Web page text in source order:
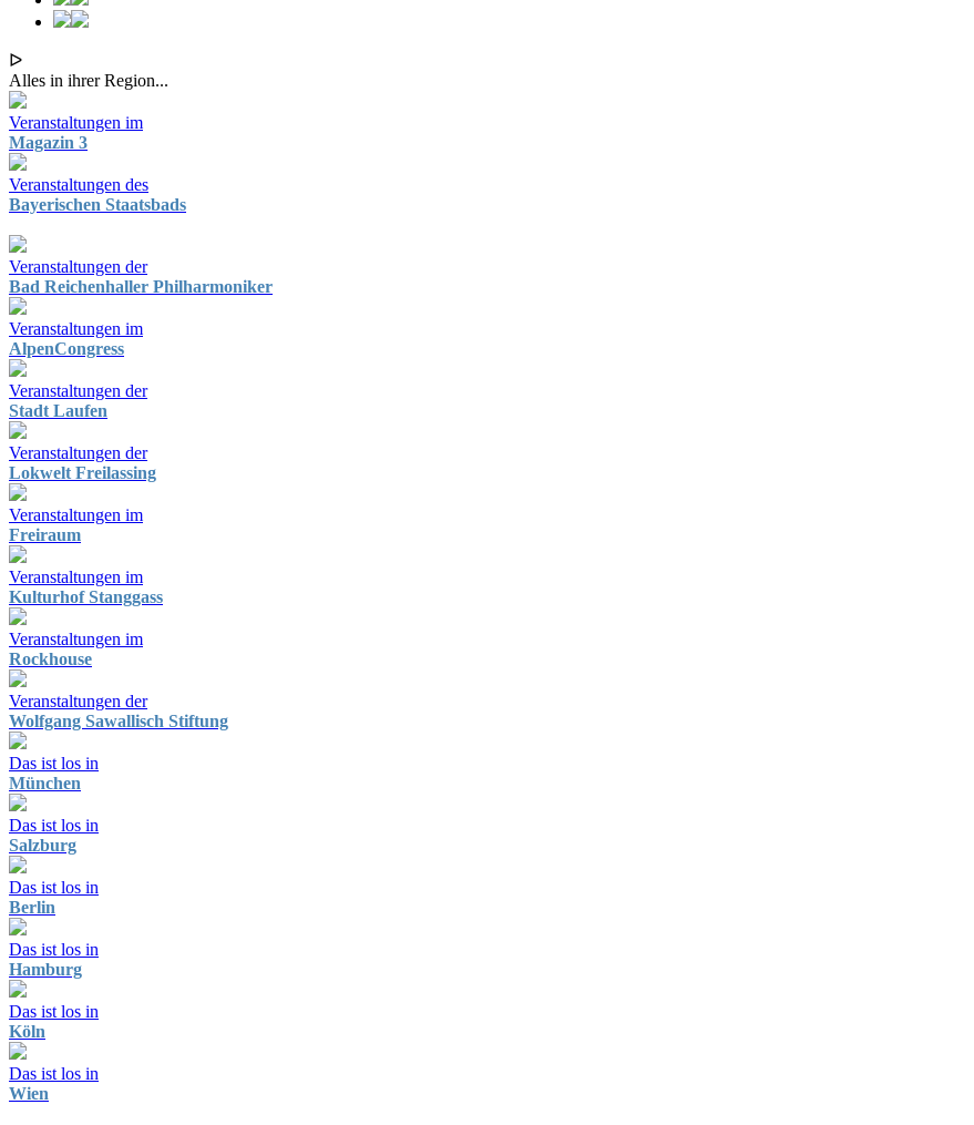
ᐅ
Alles in ihrer Region...
Veranstaltungen im
Magazin 3
Veranstaltungen des
Bayerischen Staatsbads
Veranstaltungen der
Bad Reichenhaller Philharmoniker
Veranstaltungen im
AlpenCongress
Veranstaltungen der
Stadt Laufen
Veranstaltungen der
Lokwelt Freilassing
Veranstaltungen im
Freiraum
Veranstaltungen im
Kulturhof Stanggass
Veranstaltungen im
Rockhouse
Veranstaltungen der
Wolfgang Sawallisch Stiftung
Das ist los in
München
Das ist los in
Salzburg
Das ist los in
Berlin
Das ist los in
Hamburg
Das ist los in
Köln
Das ist los in
Wien